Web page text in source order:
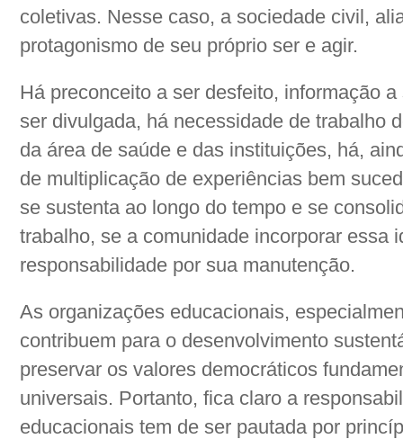
coletivas. Nesse caso, a sociedade civil,
protagonismo de seu próprio ser e agir.
Há preconceito a ser desfeito, informação
ser divulgada, há necessidade de trabalho
da área de saúde e das instituições, há,
de multiplicação de experiências bem
se sustenta ao longo do tempo e se
trabalho, se a comunidade incorporar essa
responsabilidade por sua manutenção.
As organizações educacionais,
contribuem para o desenvolvimento
preservar os valores democráticos
universais. Portanto, fica claro a
educacionais tem de ser pautada por